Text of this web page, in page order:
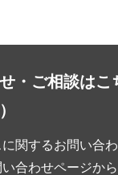
・ご相談はこ
関するお問い合
合わせページか